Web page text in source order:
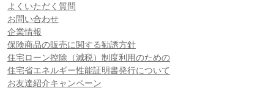
よくいただく質問
お問い合わせ
企業情報
保険商品の販売に関する勧誘方針
住宅ローン控除（減税）制度利用のための
住宅省エネルギー性能証明書発行について
お友達紹介キャンペーン